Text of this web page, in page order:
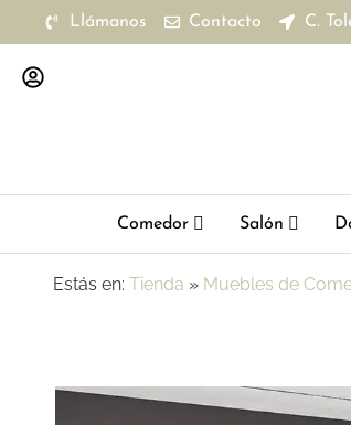
Llámanos Contacto C.
Comedor Salón
Estás en: Tienda » Muebles de